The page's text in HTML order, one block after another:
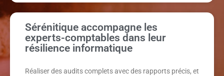
Sérénitique accompagne les
experts-comptables dans leur
résilience informatique
Réaliser des audits complets avec des rapports précis, et